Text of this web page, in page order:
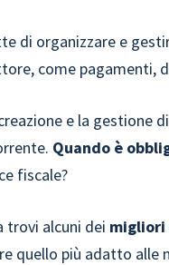
di organizzare e
come pagamenti,
e la gestione
Quando è
fiscale?
trovi alcuni dei migliori
quello più adatto alle